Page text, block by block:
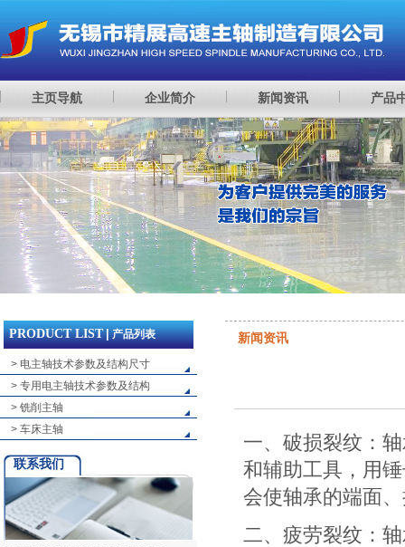
主页导航 企业简介 新闻资讯 产品
PRODUCT LIST | 产品列表
> 电主轴技术参数及结构尺寸
> 专用电主轴技术参数及结构
> 铣削主轴
> 车床主轴
联系我们
新闻资讯
一、破损裂纹：
和辅助工具，用
会使轴承的端面
二、疲劳裂纹：